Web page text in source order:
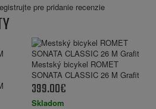
pre pridanie recenzie
Mestský bicykel ROMET
SONATA CLASSIC 26 M Grafit
399.00€
Skladom